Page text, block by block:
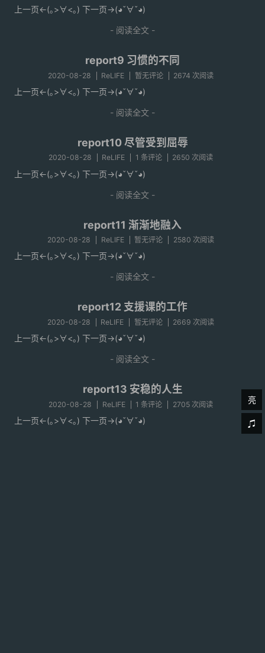
上一页<-(｡>∀<｡) 下一页->(◕ˇ∀ˇ◕)
- 阅读全文 -
report9 习惯的不同
2020-08-28 ReLIFE 暂无评论 2674 次阅读
上一页<-(｡>∀<｡) 下一页->(◕ˇ∀ˇ◕)
- 阅读全文 -
report10 尽管受到屈辱
2020-08-28 ReLIFE 1 条评论 2650 次阅读
上一页<-(｡>∀<｡) 下一页->(◕ˇ∀ˇ◕)
- 阅读全文 -
report11 渐渐地融入
2020-08-28 ReLIFE 暂无评论 2580 次阅读
上一页<-(｡>∀<｡) 下一页->(◕ˇ∀ˇ◕)
- 阅读全文 -
report12 支援课的工作
2020-08-28 ReLIFE 暂无评论 2669 次阅读
上一页<-(｡>∀<｡) 下一页->(◕ˇ∀ˇ◕)
- 阅读全文 -
report13 安稳的人生
2020-08-28 ReLIFE 1 条评论 2705 次阅读
上一页<-(｡>∀<｡) 下一页->(◕ˇ∀ˇ◕)
亮